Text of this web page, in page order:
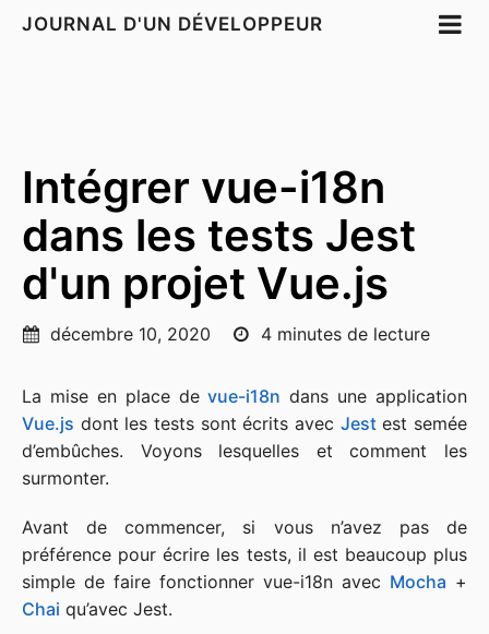
JOURNAL D'UN DÉVELOPPEUR
Intégrer vue-i18n
dans les tests Jest
d'un projet Vue.js
décembre 10, 2020 4 minutes de lecture
La mise en place devue-i18n dans une application
Vue.js dont les tests sont écrits avec Jestest semée
d’embûches. Voyons lesquelles et comment les
surmonter.
Avant de commencer, si vous n’avez pas de
préférence pour écrire les tests, il est beaucoup plus
simple de faire fonctionner vue-i18n avec Mocha +
Chai qu’avec Jest.